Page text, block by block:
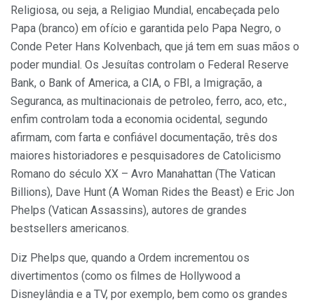
Religiosa, ou seja, a Religiao Mundial, encabeçada pelo
Papa (branco) em ofício e garantida pelo Papa Negro, o
Conde Peter Hans Kolvenbach, que já tem em suas mãos o
poder mundial. Os Jesuítas controlam o Federal Reserve
Bank, o Bank of America, a CIA, o FBI, a Imigração, a
Seguranca, as multinacionais de petroleo, ferro, aco, etc.,
enfim controlam toda a economia ocidental, segundo
afirmam, com farta e confiável documentação, três dos
maiores historiadores e pesquisadores de Catolicismo
Romano do século XX – Avro Manahattan (The Vatican
Billions), Dave Hunt (A Woman Rides the Beast) e Eric Jon
Phelps (Vatican Assassins), autores de grandes
bestsellers americanos.
Diz Phelps que, quando a Ordem incrementou os
divertimentos (como os filmes de Hollywood a
Disneylândia e a TV, por exemplo, bem como os grandes